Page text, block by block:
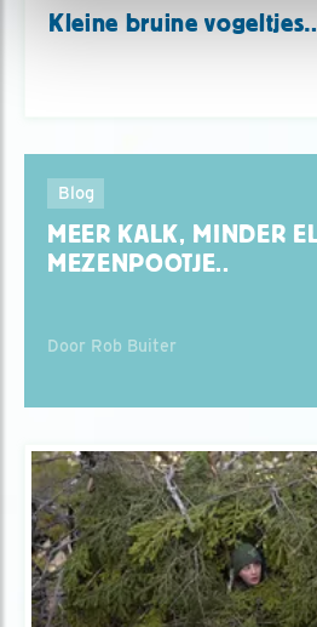
Kleine bruine
Blog
MEER KALK, MINDER
MEZENPOOTJE..
Door Rob Buiter